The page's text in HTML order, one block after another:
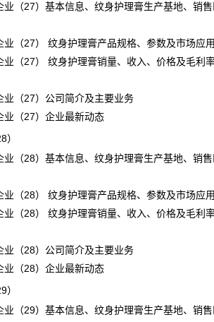
）基本信息、纹身护理膏生产基地、销售
） 纹身护理膏产品规格、参数及市场应
） 纹身护理膏销量、收入、价格及毛利
）公司简介及主要业务
27）企业最新动态
）基本信息、纹身护理膏生产基地、销售
） 纹身护理膏产品规格、参数及市场应
） 纹身护理膏销量、收入、价格及毛利
）公司简介及主要业务
28）企业最新动态
）基本信息、纹身护理膏生产基地、销售